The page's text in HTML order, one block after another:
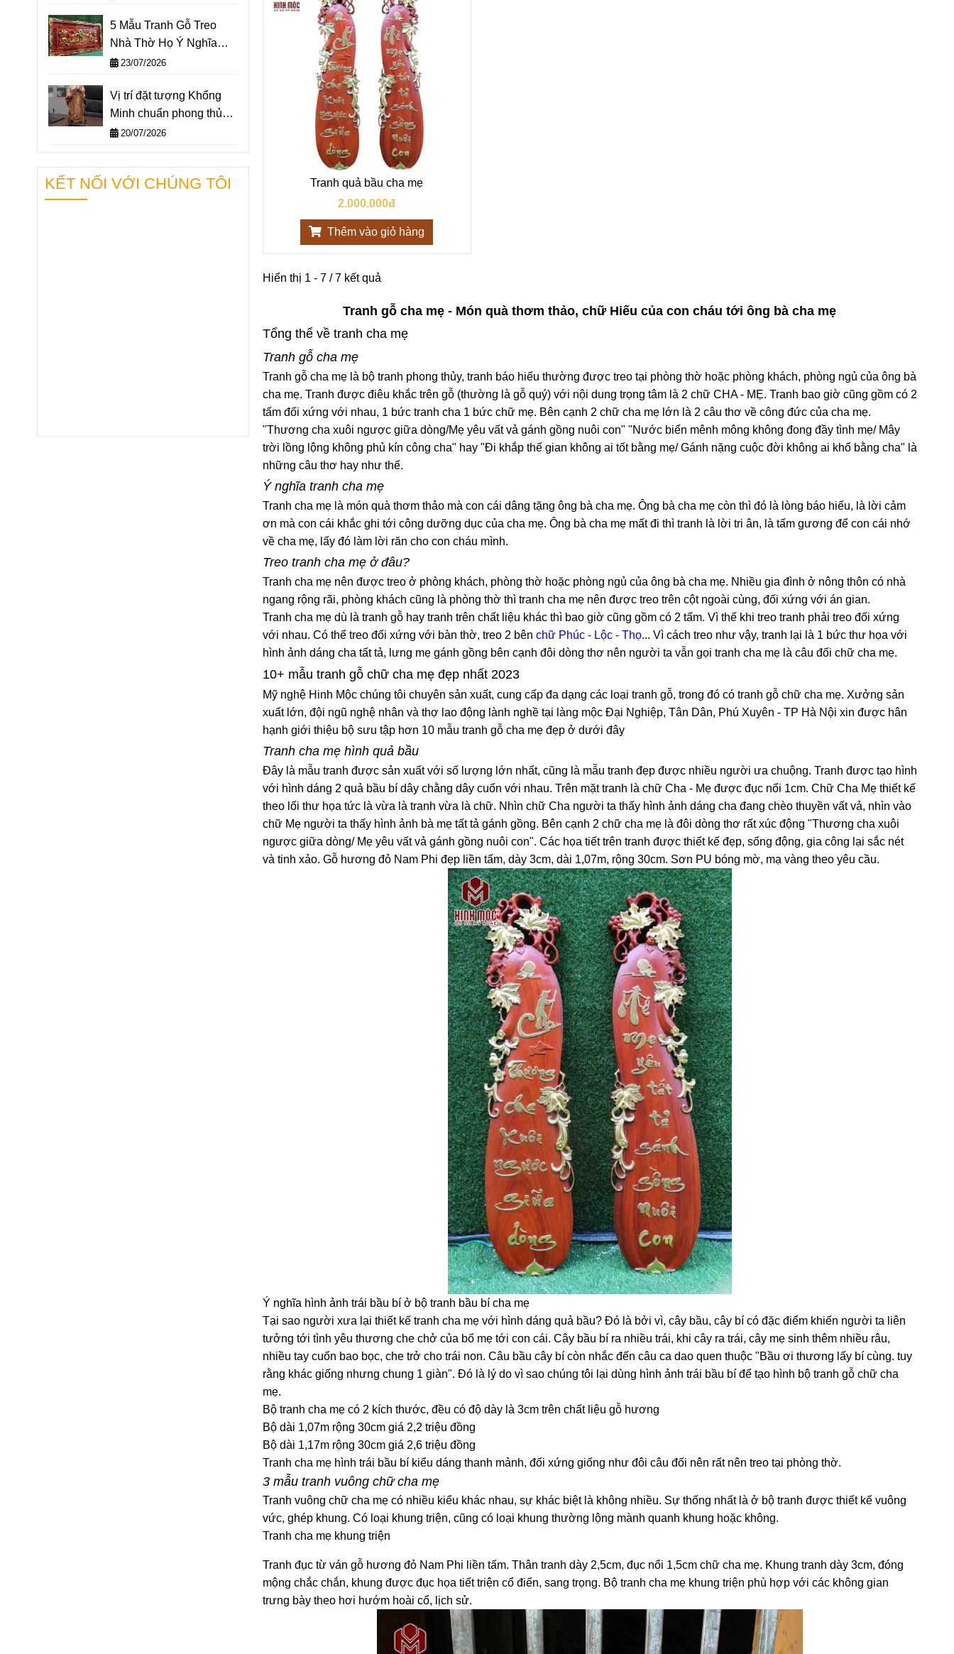
Tranh quả bầu cha mẹ
2.000.000đ
Thêm vào giỏ hàng
Hiển thị 1 - 7 / 7 kết quả
Tranh gỗ cha mẹ - Món quà thơm thảo, chữ Hiếu của con cháu tới ông bà cha mẹ
Tổng thể về tranh cha mẹ
Tranh gỗ cha mẹ
Tranh gỗ cha mẹ là bộ tranh phong thủy, tranh báo hiếu thường được treo tại phòng thờ hoặc phòng khách, phòng ngủ của ông bà
cha mẹ. Tranh được điêu khắc trên gỗ (thường là gỗ quý) với nội dung trọng tâm là 2 chữ CHA - MẸ. Tranh bao giờ cũng gồm có 2
tấm đối xứng với nhau, 1 bức tranh cha 1 bức chữ mẹ. Bên cạnh 2 chữ cha mẹ lớn là 2 câu thơ về công đức của cha mẹ.
"Thương cha xuôi ngược giữa dòng/Mẹ yêu vất vả gánh gồng nuôi con" "Nước biển mênh mông không đong đầy tình mẹ/ Mây
trời lồng lộng không phủ kín công cha" hay "Đi khắp thế gian không ai tốt bằng mẹ/ Gánh nặng cuộc đời không ai khổ bằng cha" là
những câu thơ hay như thế.
Ý nghĩa tranh cha mẹ
Tranh cha mẹ là món quà thơm thảo mà con cái dâng tặng ông bà cha mẹ. Ông bà cha mẹ còn thì đó là lòng báo hiếu, là lời cảm
ơn mà con cái khắc ghi tới công dưỡng dục của cha mẹ. Ông bà cha mẹ mất đi thì tranh là lời tri ân, là tấm gương để con cái nhớ
về cha mẹ, lấy đó làm lời răn cho con cháu mình.
Treo tranh cha mẹ ở đâu?
Tranh cha mẹ nên được treo ở phòng khách, phòng thờ hoặc phòng ngủ của ông bà cha mẹ. Nhiều gia đình ở nông thôn có nhà
ngang rộng rãi, phòng khách cũng là phòng thờ thì tranh cha mẹ nên được treo trên cột ngoài cùng, đối xứng với án gian.
Tranh cha mẹ dù là tranh gỗ hay tranh trên chất liệu khác thì bao giờ cũng gồm có 2 tấm. Vì thế khi treo tranh phải treo đối xứng
với nhau. Có thể treo đối xứng với bàn thờ, treo 2 bên chữ Phúc - Lộc - Thọ... Vì cách treo như vậy, tranh lại là 1 bức thư họa với
hình ảnh dáng cha tất tả, lưng mẹ gánh gồng bên cạnh đôi dòng thơ nên người ta vẫn gọi tranh cha mẹ là câu đối chữ cha mẹ.
10+ mẫu tranh gỗ chữ cha mẹ đẹp nhất 2023
Mỹ nghệ Hinh Mộc chúng tôi chuyên sản xuất, cung cấp đa dạng các loại tranh gỗ, trong đó có tranh gỗ chữ cha mẹ. Xưởng sản
xuất lớn, đội ngũ nghệ nhân và thợ lao động lành nghề tại làng mộc Đại Nghiệp, Tân Dân, Phú Xuyên - TP Hà Nội xin được hân
hạnh giới thiệu bộ sưu tập hơn 10 mẫu tranh gỗ cha mẹ đẹp ở dưới đây
Tranh cha mẹ hình quả bầu
Đây là mẫu tranh được sản xuất với số lượng lớn nhất, cũng là mẫu tranh đẹp được nhiều người ưa chuộng. Tranh được tạo hình
với hình dáng 2 quả bầu bí dây chằng dây cuốn với nhau. Trên mặt tranh là chữ Cha - Mẹ được đục nổi 1cm. Chữ Cha Mẹ thiết kế
theo lối thư họa tức là vừa là tranh vừa là chữ. Nhìn chữ Cha người ta thấy hình ảnh dáng cha đang chèo thuyền vất vả, nhìn vào
chữ Mẹ người ta thấy hình ảnh bà mẹ tất tả gánh gồng. Bên cạnh 2 chữ cha mẹ là đôi dòng thơ rất xúc động "Thương cha xuôi
ngược giữa dòng/ Mẹ yêu vất vả gánh gồng nuôi con". Các họa tiết trên tranh được thiết kế đẹp, sống động, gia công lại sắc nét
và tinh xảo. Gỗ hương đỏ Nam Phi đẹp liền tấm, dày 3cm, dài 1,07m, rộng 30cm. Sơn PU bóng mờ, mạ vàng theo yêu cầu.
Ý nghĩa hình ảnh trái bầu bí ở bộ tranh bầu bí cha mẹ
Tại sao người xưa lại thiết kế tranh cha mẹ với hình dáng quả bầu? Đó là bởi vì, cây bầu, cây bí có đặc điểm khiến người ta liên
tưởng tới tình yêu thương che chở của bố mẹ tới con cái. Cây bầu bí ra nhiều trái, khi cây ra trái, cây mẹ sinh thêm nhiều râu,
nhiều tay cuốn bao bọc, che trở cho trái non. Câu bầu cây bí còn nhắc đến câu ca dao quen thuộc "Bầu ơi thương lấy bí cùng. tuy
rằng khác giống nhưng chung 1 giàn". Đó là lý do vì sao chúng tôi lại dùng hình ảnh trái bầu bí để tạo hình bộ tranh gỗ chữ cha
mẹ.
Bộ tranh cha mẹ có 2 kích thước, đều có độ dày là 3cm trên chất liệu gỗ hương
Bộ dài 1,07m rộng 30cm giá 2,2 triệu đồng
Bộ dài 1,17m rộng 30cm giá 2,6 triệu đồng
Tranh cha mẹ hình trái bầu bí kiểu dáng thanh mảnh, đối xứng giống như đôi câu đối nên rất nên treo tại phòng thờ.
3 mẫu tranh vuông chữ cha mẹ
Tranh vuông chữ cha mẹ có nhiều kiểu khác nhau, sự khác biệt là không nhiều. Sự thống nhất là ở bộ tranh được thiết kế vuông
vức, ghép khung. Có loại khung triện, cũng có loại khung thường lộng mành quanh khung hoặc không.
Tranh cha mẹ khung triện
Tranh đục từ ván gỗ hương đỏ Nam Phi liền tấm. Thân tranh dày 2,5cm, đục nổi 1,5cm chữ cha mẹ. Khung tranh dày 3cm, đóng
mộng chắc chắn, khung được đục họa tiết triện cổ điển, sang trọng. Bộ tranh cha mẹ khung triện phù hợp với các không gian
trưng bày theo hơi hướm hoài cổ, lịch sử.
5 Mẫu Tranh Gỗ Treo
Nhà Thờ Họ Ý Nghĩa
Nhất 2026
23/07/2026
Vị trí đặt tượng Khổng
Minh chuẩn phong thủy –
Không gian nào giúp
hiệu quả nhất?
20/07/2026
KẾT NỐI VỚI CHÚNG TÔI